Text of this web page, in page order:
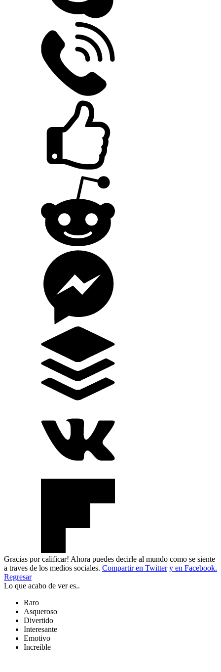
Gracias por calificar! Ahora puedes decirle al mundo como se siente
a traves de los medios sociales. Compartir en Twitter y en Facebook.
Regresar
Lo que acabo de ver es..
Raro
Asqueroso
Divertido
Interesante
Emotivo
Increible